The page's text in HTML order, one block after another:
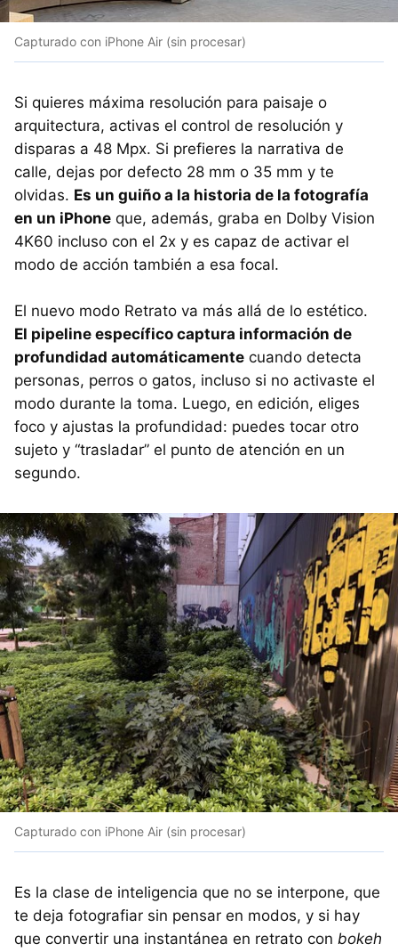
Capturado con iPhone Air (sin procesar)
Si quieres máxima resolución para paisaje o
arquitectura, activas el control de resolución y
disparas a 48 Mpx. Si prefieres la narrativa de
calle, dejas por defecto 28 mm o 35 mm y te
olvidas. Es un guiño a la historia de la fotografía
en un iPhone que, además, graba en Dolby Vision
4K60 incluso con el 2x y es capaz de activar el
modo de acción también a esa focal.
El nuevo modo Retrato va más allá de lo estético.
El pipeline específico captura información de
profundidad automáticamente cuando detecta
personas, perros o gatos, incluso si no activaste el
modo durante la toma. Luego, en edición, eliges
foco y ajustas la profundidad: puedes tocar otro
sujeto y “trasladar” el punto de atención en un
segundo.
Capturado con iPhone Air (sin procesar)
Es la clase de inteligencia que no se interpone, que
te deja fotografiar sin pensar en modos, y si hay
que convertir una instantánea en retrato con bokeh